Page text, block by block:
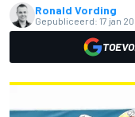
Ronald Vording
Gepubliceerd: 17 jan